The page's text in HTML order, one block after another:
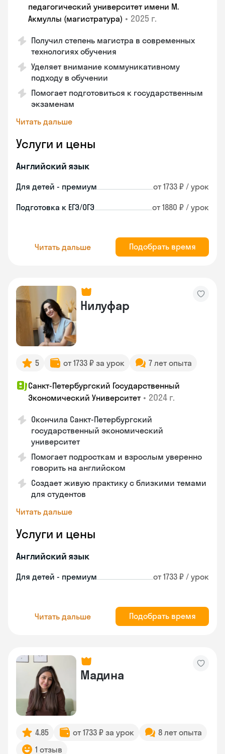
педагогический университет имени М.
Акмуллы (магистратура) • 2025 г.
Получил степень магистра в современных
технологиях обучения
Уделяет внимание коммуникативному
подходу в обучении
Помогает подготовиться к государственным
экзаменам
Читать дальше
Услуги и цены
Английский язык
Для детей - премиум от 1733 ₽ / урок
Подготовка к ЕГЭ/ОГЭ от 1880 ₽ / урок
Читать дальше Подобрать время
Нилуфар
5 от 1733 ₽ за урок 7 лет опыта
Санкт-Петербургский Государственный
Экономический Университет • 2024 г.
Окончила Санкт-Петербургский
государственный экономический
университет
Помогает подросткам и взрослым уверенно
говорить на английском
Создает живую практику с близкими темами
для студентов
Читать дальше
Услуги и цены
Английский язык
Для детей - премиум от 1733 ₽ / урок
Читать дальше Подобрать время
Мадина
4.85 от 1733 ₽ за урок
8 лет опыта
1 отзыв